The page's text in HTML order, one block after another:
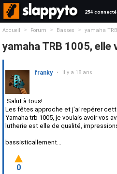
254
Accueil > Forum > Basses > yamaha
yamaha TRB 1005, elle
franky • il y a 18 ans
Salut à tous!
Les fêtes approche et j'ai repérer
Yamaha trb 1005, je voulais avoir vos
lutherie est elle de qualité,
bassisticallement...
0